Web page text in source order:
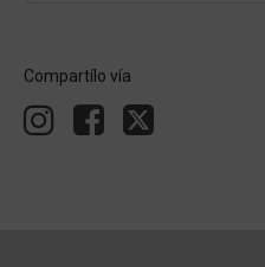
Compartílo vía